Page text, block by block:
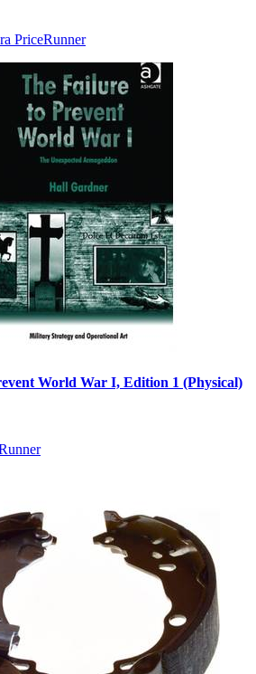
PriceRunner
World War I, Edition 1 (Physical)